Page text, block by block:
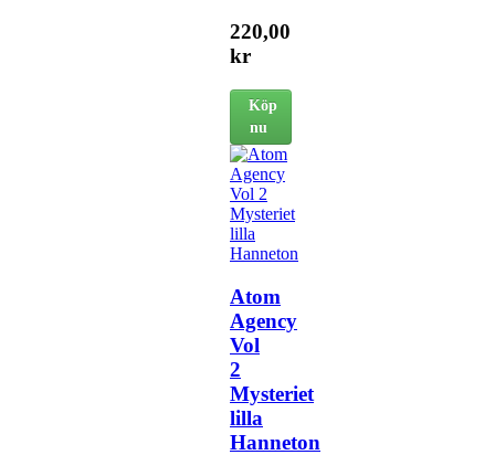
220,00
kr
Köp
nu
Atom
Agency
Vol
2
Mysteriet
lilla
Hanneton